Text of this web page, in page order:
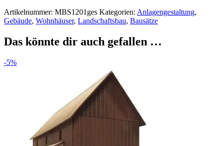
Artikelnummer: MBS1201ges Kategorien: Anlagengestaltung,
Gebäude, Wohnhäuser, Landschaftsbau, Bausätze
Das könnte dir auch gefallen …
-5%